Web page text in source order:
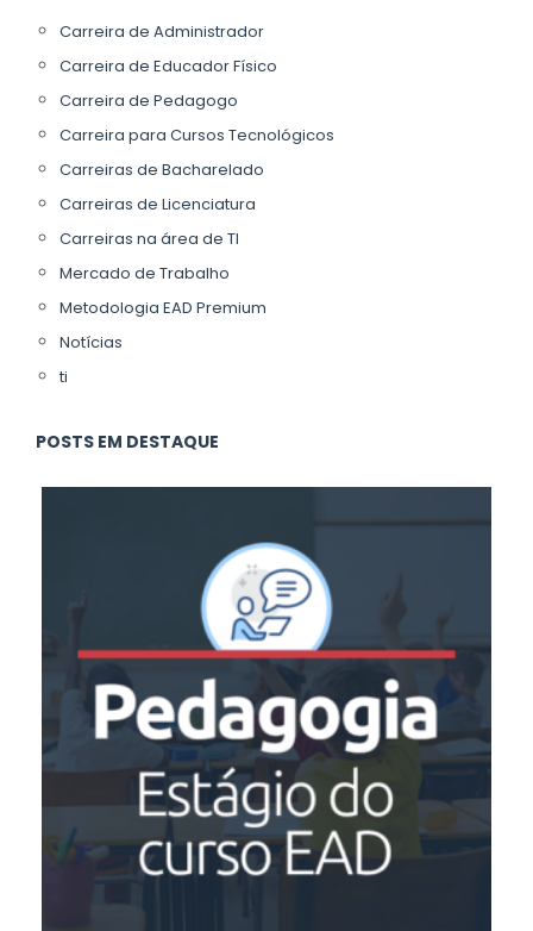
Carreira de Administrador
Carreira de Educador Físico
Carreira de Pedagogo
Carreira para Cursos Tecnológicos
Carreiras de Bacharelado
Carreiras de Licenciatura
Carreiras na área de TI
Mercado de Trabalho
Metodologia EAD Premium
Notícias
ti
POSTS EM DESTAQUE